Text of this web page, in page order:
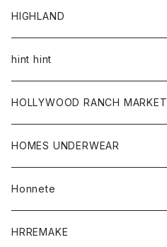
アウター
ジャケット
トップス
シャツ
カーディガン
ボトム
グッズ
帽子
HIGHLAND
帽子
hint hint
ストール
HOLLYWOOD RANCH MARKET
アウター
カーディガン
コート
アクセサリー
ウォレット
キッズ
HOMES UNDERWEAR
アウター
カーディガン
キッズ
Honnete
ブラウス
HRREMAKE